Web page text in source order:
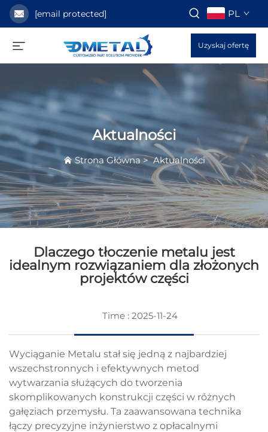
[email protected] PL
Uzyskaj ofertę
Aktualności
Strona Główna>Aktualności
Dlaczego tłoczenie metalu jest
idealnym rozwiązaniem dla złożonych
projektów części
Time : 2025-11-24
Wyciąganie Metalu stał się jedną z najbardziej
wszechstronnych i efektywnych metod
wytwarzania służących do tworzenia
skomplikowanych konstrukcji części w różnych
gałęziach przemysłu. Ta zaawansowana technika
łączy precyzyjne inżynierstwo z opłacalnymi